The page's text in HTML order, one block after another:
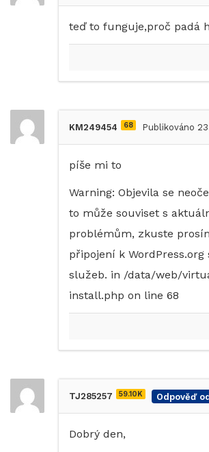
teď to funguje,proč padá
KM249454 68 Publikováno
píše mi to
Warning: Objevila se
to může souviset s
problémům, zkuste
připojení k
služeb. in /data/web/
install.php on line 68
TJ285257 59.10K Odpověď
Dobrý den,